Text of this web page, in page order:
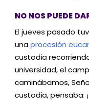
NO NOS PUEDE
El jueves pasado
unaprocesión
custodia
universidad, el
caminábamos,
custodia, pensaba: